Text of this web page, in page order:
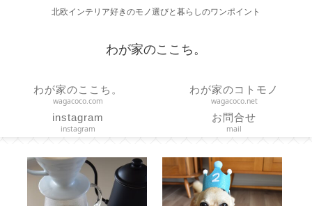
北欧インテリア好きのモノ選びと暮らしのワンポイント
わが家のここち。
わが家のここち。
wagacoco.com
わが家のコトモノ
wagacoco.net
instagram
instagram
お問合せ
mail